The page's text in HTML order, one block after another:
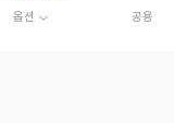
옵션
공용